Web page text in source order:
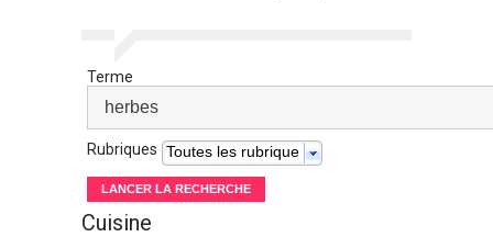
Terme
Rubriques Toutes les rubriques
Cuisine